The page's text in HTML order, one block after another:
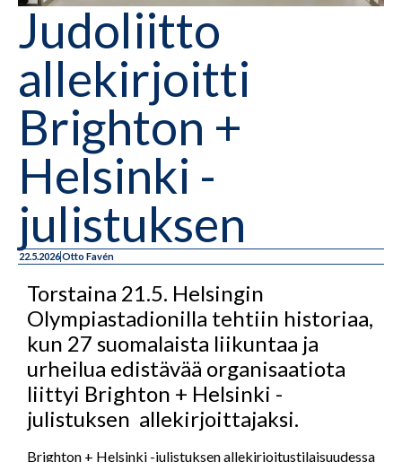
Judoliitto
allekirjoitti
Brighton +
Helsinki -
julistuksen
22.5.2026Otto Favén
Torstaina 21.5. Helsingin
Olympiastadionilla tehtiin historiaa,
kun 27 suomalaista liikuntaa ja
urheilua edistävää organisaatiota
liittyi Brighton + Helsinki -
julistuksen allekirjoittajaksi.
Brighton + Helsinki -julistuksen allekirjoitustilaisuudessa